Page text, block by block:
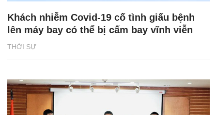
THỜI SỰ
Khách nhiễm Covid-19 cố tình giấu bệnh
lên máy bay có thể bị cấm bay vĩnh viễn